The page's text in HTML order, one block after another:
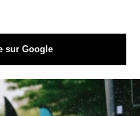
sur Google